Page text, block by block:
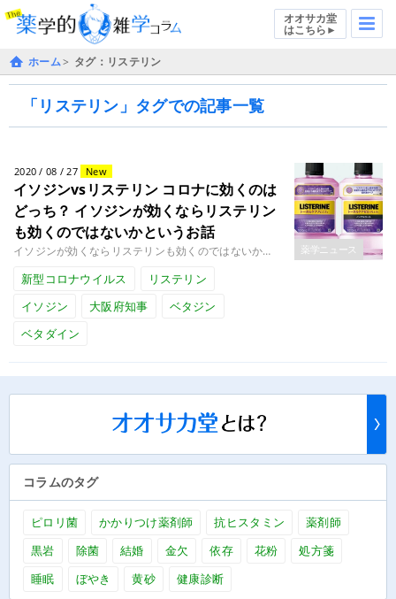
オオサカ堂
はこちら►
ホーム タグ：リステリン
「リステリン」タグでの記事一覧
薬学ニュース
2020 / 08 / 27 New
イソジンvsリステリン コロナに効くのは
どっち？ イソジンが効くならリステリン
も効くのではないかというお話
イソジンが効くならリステリンも効くのではないかというお話お久しぶりです。ケミスト黒岩です。 本日は、いま話題のうがい薬に........
新型コロナウイルス
リステリン
イソジン
大阪府知事
ベタジン
ベタダイン
コラムのタグ
ピロリ菌 かかりつけ薬剤師 抗ヒスタミン
薬剤師
黒岩
除菌 結婚 金欠 依存 花粉
処方箋
睡眠
ぼやき 黄砂 健康診断